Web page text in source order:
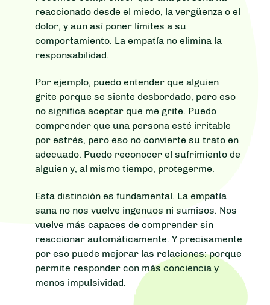
reaccionado desde el miedo, la vergüenza o el
dolor, y aun así poner límites a su
comportamiento. La empatía no elimina la
responsabilidad.
Por ejemplo, puedo entender que alguien
grite porque se siente desbordado, pero eso
no significa aceptar que me grite. Puedo
comprender que una persona esté irritable
por estrés, pero eso no convierte su trato en
adecuado. Puedo reconocer el sufrimiento de
alguien y, al mismo tiempo, protegerme.
Esta distinción es fundamental. La empatía
sana no nos vuelve ingenuos ni sumisos. Nos
vuelve más capaces de comprender sin
reaccionar automáticamente. Y precisamente
por eso puede mejorar las relaciones: porque
permite responder con más conciencia y
menos impulsividad.